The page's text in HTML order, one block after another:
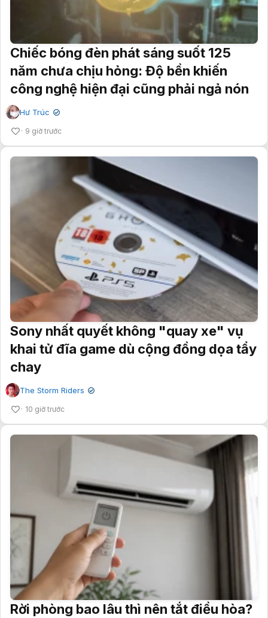
Chiếc bóng đèn phát sáng suốt 125
năm chưa chịu hỏng: Độ bền khiến
công nghệ hiện đại cũng phải ngả nón
Hư Trúc ✔
9 giờ trước
Sony nhất quyết không "quay xe" vụ
khai tử đĩa game dù cộng đồng dọa tẩy
chay
The Storm Riders ✔
10 giờ trước
Rời phòng bao lâu thì nên tắt điều hòa?